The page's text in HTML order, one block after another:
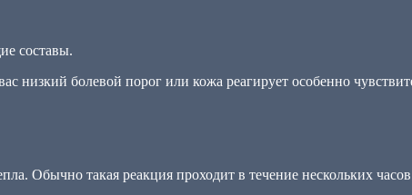
составы.
болевой порог или кожа реагирует особенно
Обычно такая реакция проходит в течение нескольких